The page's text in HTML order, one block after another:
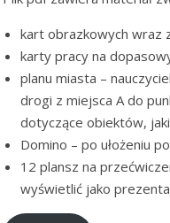
kart obrazkowych wraz
karty pracy na
planu miasta –
drogi z miejsca A do
dotyczące obiektów,
Domino – po ułożeniu
12 plansz na
wyświetlić jako